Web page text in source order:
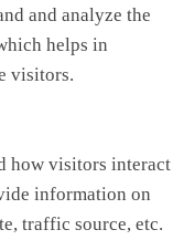
and analyze the
helps in
visitors.
how visitors interact
information on
traffic source, etc.